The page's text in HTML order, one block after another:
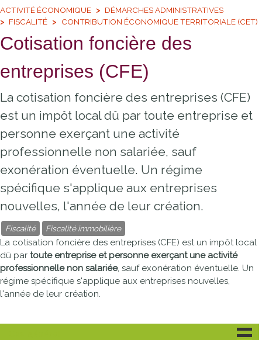
ACTIVITÉ ÉCONOMIQUE
DÉMARCHES ADMINISTRATIVES
FISCALITÉ
CONTRIBUTION ÉCONOMIQUE TERRITORIALE (CET)
Cotisation foncière des
entreprises (CFE)
La cotisation foncière des entreprises (CFE)
est un impôt local dû par toute entreprise et
personne exerçant une activité
professionnelle non salariée, sauf
exonération éventuelle. Un régime
spécifique s'applique aux entreprises
nouvelles, l'année de leur création.
Fiscalité Fiscalité immobilière
La cotisation foncière des entreprises (CFE) est un impôt local
dû par toute entreprise et personne exerçant une activité
professionnelle non salariée, sauf exonération éventuelle. Un
régime spécifique s'applique aux entreprises nouvelles,
l'année de leur création.